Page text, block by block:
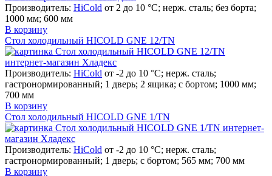
Производитель: HiCold от 2 до 10 °С; нерж. сталь; без борта;
1000 мм; 600 мм
В корзину
Стол холодильный HICOLD GNE 12/TN
Производитель: HiCold от -2 до 10 °С; нерж. сталь;
гастронормированный; 1 дверь; 2 ящика; с бортом; 1000 мм;
700 мм
В корзину
Стол холодильный HICOLD GNE 1/TN
Производитель: HiCold от -2 до 10 °С; нерж. сталь;
гастронормированный; 1 дверь; с бортом; 565 мм; 700 мм
В корзину